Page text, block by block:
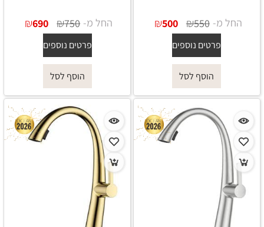
החל מ- ₪550
₪500
פרטים נוספים
הוסף לסל
החל מ- ₪750
₪690
פרטים נוספים
הוסף לסל